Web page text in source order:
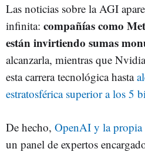
Las noticias sobre la AGI
infinita: compañías como
están invirtiendo sumas
alcanzarla, mientras que
esta carrera tecnológica hasta
estratosférica superior a los 5
De hecho, OpenAI y la
un panel de expertos